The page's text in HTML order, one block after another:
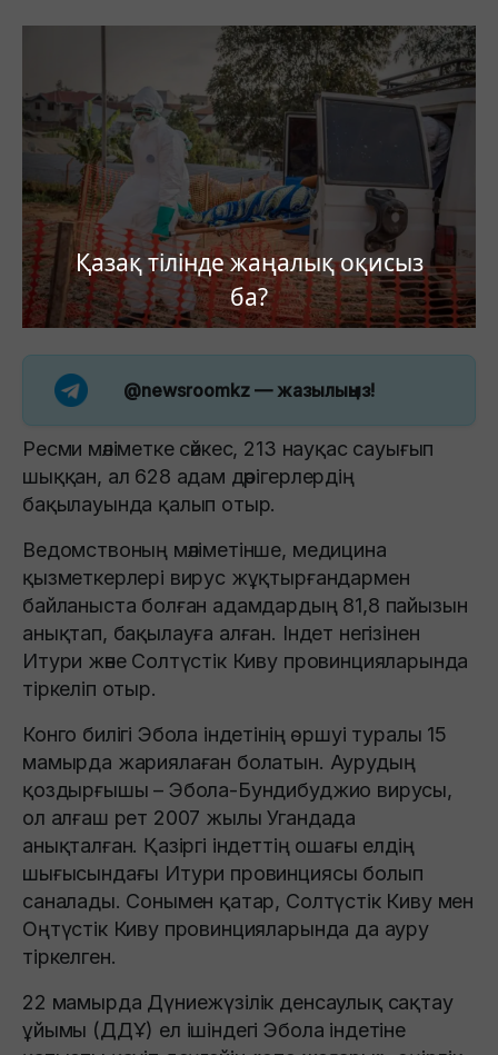
Қазақ тілінде жаңалық оқисыз
ба?
@newsroomkz — жазылыңыз!
Ресми мәліметке сәйкес, 213 науқас сауығып
шыққан, ал 628 адам дәрігерлердің
бақылауында қалып отыр.
Ведомствоның мәліметінше, медицина
қызметкерлері вирус жұқтырғандармен
байланыста болған адамдардың 81,8 пайызын
анықтап, бақылауға алған. Індет негізінен
Итури және Солтүстік Киву провинцияларында
тіркеліп отыр.
Конго билігі Эбола індетінің өршуі туралы 15
мамырда жариялаған болатын. Аурудың
қоздырғышы – Эбола-Бундибуджио вирусы,
ол алғаш рет 2007 жылы Угандада
анықталған. Қазіргі індеттің ошағы елдің
шығысындағы Итури провинциясы болып
саналады. Сонымен қатар, Солтүстік Киву мен
Оңтүстік Киву провинцияларында да ауру
тіркелген.
22 мамырда Дүниежүзілік денсаулық сақтау
ұйымы (ДДҰ) ел ішіндегі Эбола індетіне